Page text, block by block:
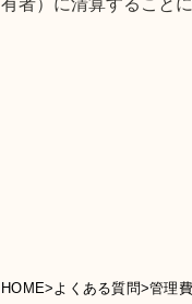
有者）に清算することに
HOME>よくある質問>管理